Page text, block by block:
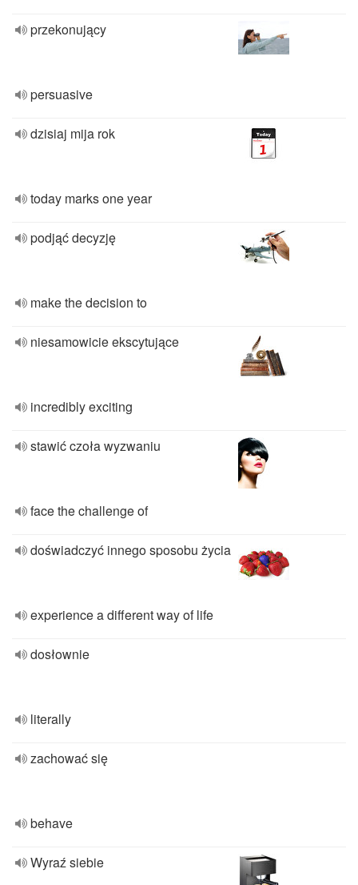
przekonujący
persuasive
dzisiaj mija rok
today marks one year
podjąć decyzję
make the decision to
niesamowicie ekscytujące
incredibly exciting
stawić czoła wyzwaniu
face the challenge of
doświadczyć innego sposobu życia
experience a different way of life
dosłownie
literally
zachować się
behave
Wyraź siebie